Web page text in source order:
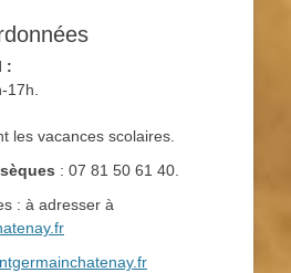
:
17h.
les vacances scolaires.
: 07 81 50 61 40.
: à adresser à